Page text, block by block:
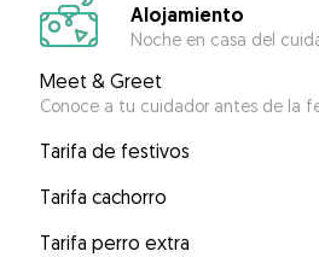
Alojamiento
Noche en casa del
Meet & Greet
Conoce a tu cuidador antes de la
Tarifa de festivos
Tarifa cachorro
Tarifa perro extra